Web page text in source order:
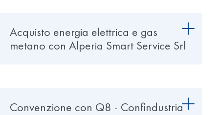
Acquisto energia elettrica e gas
metano con Alperia Smart Service Srl
Convenzione con Q8 - Confindustria